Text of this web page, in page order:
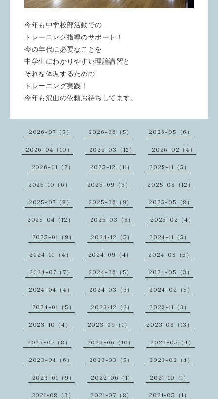
今年も中学校部活動での
トレーニング指導のサポート！
今の年代に必要なことを
中学生にわかりやすい理論講習と
それを体現するための
トレーニング実践！
今年も沢山の依頼お待ちしてます。
2026-07（5） 2026-06（5） 2026-05（6）
2026-04（10） 2026-03（12） 2026-02（4）
2026-01（7） 2025-12（11） 2025-11（5）
2025-10（6） 2025-09（3） 2025-08（12）
2025-07（8） 2025-06（9） 2025-05（8）
2025-04（12） 2025-03（8） 2025-02（4）
2025-01（9） 2024-12（5） 2024-11（5）
2024-10（4） 2024-09（4） 2024-08（5）
2024-07（7） 2024-06（5） 2024-05（3）
2024-04（4） 2024-03（3） 2024-02（5）
2024-01（5） 2023-12（2） 2023-11（3）
2023-10（4） 2023-09（1） 2023-08（13）
2023-07（8） 2023-06（10） 2023-05（4）
2023-04（6） 2023-03（5） 2023-02（4）
2023-01（9） 2022-06（1） 2021-10（1）
2021-08（3） 2021-07（8） 2021-05（1）